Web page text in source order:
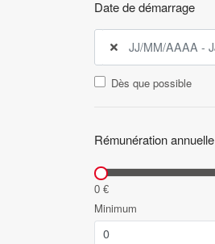
Date de démarrage
Dès que possible
Rémunération annuelle
0 €
Minimum